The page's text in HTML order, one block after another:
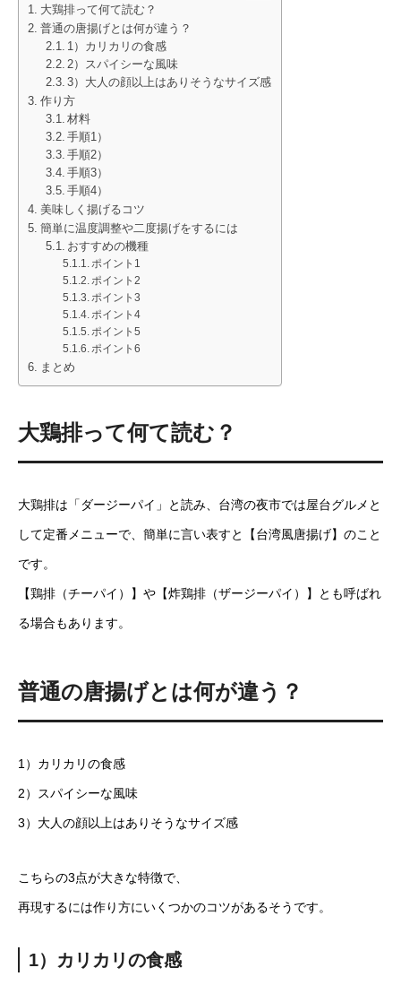
大鶏排って何て読む？
普通の唐揚げとは何が違う？
1）カリカリの食感
2）スパイシーな風味
3）大人の顔以上はありそうなサイズ感
作り方
材料
手順1）
手順2）
手順3）
手順4）
美味しく揚げるコツ
簡単に温度調整や二度揚げをするには
おすすめの機種
ポイント1
ポイント2
ポイント3
ポイント4
ポイント5
ポイント6
まとめ
大鶏排って何て読む？
大鶏排は「ダージーパイ」と読み、台湾の夜市では屋台グルメと
して定番メニューで、簡単に言い表すと【台湾風唐揚げ】のこと
です。
【鶏排（チーパイ）】や【炸鶏排（ザージーパイ）】とも呼ばれ
る場合もあります。
普通の唐揚げとは何が違う？
1）カリカリの食感
2）スパイシーな風味
3）大人の顔以上はありそうなサイズ感
こちらの3点が大きな特徴で、
再現するには作り方にいくつかのコツがあるそうです。
1）カリカリの食感